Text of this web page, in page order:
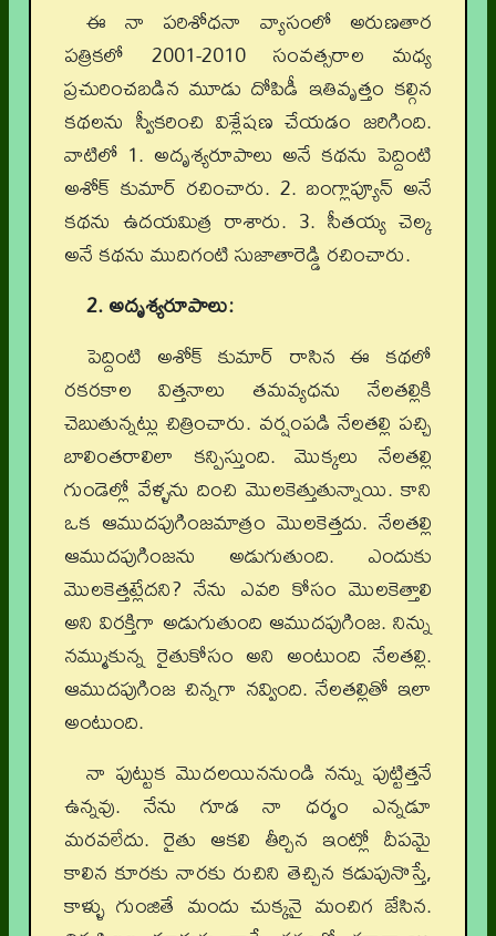
ఈ నా పరిశోధనా వ్యాసంలో అరుణతార
పత్రికలో 2001-2010 సంవత్సరాల మధ్య
ప్రచురించబడిన మూడు దోపిడీ ఇతివృత్తం కల్గిన
కథలను స్వీకరించి విశ్లేషణ చేయడం జరిగింది.
వాటిలో 1. అదృశ్యరూపాలు అనే కథను పెద్దింటి
అశోక్‌ కుమార్‌ రచించారు. 2. బంగ్లాప్యూన్‌ అనే
కథను ఉదయమిత్ర రాశారు. 3. సీతయ్య చెల్క
అనే కథను ముదిగంటి సుజాతారెడ్డి రచించారు.
2. అదృశ్యరూపాలు:
పెద్దింటి అశోక్‌ కుమార్‌ రాసిన ఈ కథలో
రకరకాల విత్తనాలు తమవ్యధను నేలతల్లికి
చెబుతున్నట్లు చిత్రించారు. వర్షంపడి నేలతల్లి పచ్చి
బాలింతరాలిలా కన్పిస్తుంది. మొక్కలు నేలతల్లి
గుండెల్లో వేళ్ళను దించి మొలకెత్తుతున్నాయి. కాని
ఒక ఆముదపుగింజమాత్రం మొలకెత్తదు. నేలతల్లి
ఆముదపుగింజను అడుగుతుంది. ఎందుకు
మొలకెత్తట్లేదని? నేను ఎవరి కోసం మొలకెత్తాలి
అని విరక్తిగా అడుగుతుంది ఆముదపుగింజ. నిన్ను
నమ్ముకున్న రైతుకోసం అని అంటుంది నేలతల్లి.
ఆముదపుగింజ చిన్నగా నవ్వింది. నేలతల్లితో ఇలా
అంటుంది.
నా పుట్టుక మొదలయిననుండి నన్ను పుట్టిత్తనే
ఉన్నవు. నేను గూడ నా ధర్మం ఎన్నడూ
మరవలేదు. రైతు ఆకలి తీర్చిన ఇంట్లో దీపమై
కాలిన కూరకు నారకు రుచిని తెచ్చిన కడుపునొస్తే,
కాళ్ళు గుంజితే మందు చుక్కనై మంచిగ జేసిన.